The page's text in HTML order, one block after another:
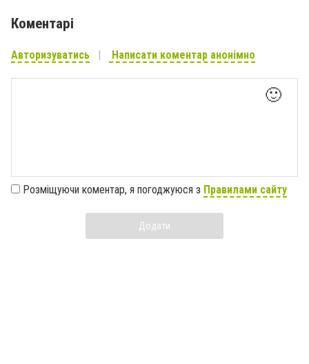
Коментарі
Авторизуватись Написати коментар анонімно
🙂
Розміщуючи коментар, я погоджуюся з Правилами сайту
Додати